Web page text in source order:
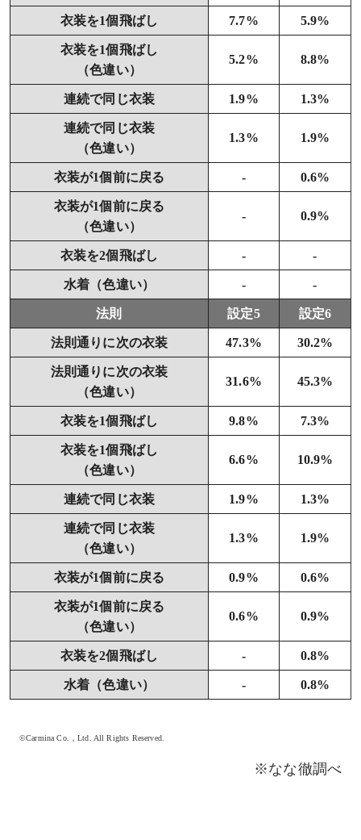
衣装を1個飛ばし 7.7% 5.9%
衣装を1個飛ばし
（色違い）
5.2% 8.8%
連続で同じ衣装 1.9% 1.3%
連続で同じ衣装
（色違い）
1.3% 1.9%
衣装が1個前に戻る - 0.6%
衣装が1個前に戻る
（色違い）
- 0.9%
衣装を2個飛ばし - -
水着（色違い） - -
法則 設定5 設定6
法則通りに次の衣装 47.3% 30.2%
法則通りに次の衣装
（色違い）
31.6% 45.3%
衣装を1個飛ばし 9.8% 7.3%
衣装を1個飛ばし
（色違い）
6.6% 10.9%
連続で同じ衣装 1.9% 1.3%
連続で同じ衣装
（色違い）
1.3% 1.9%
衣装が1個前に戻る 0.9% 0.6%
衣装が1個前に戻る
（色違い）
0.6% 0.9%
衣装を2個飛ばし - 0.8%
水着（色違い） - 0.8%
©Carmina Co.，Ltd. All Rights Reserved.
※なな徹調べ